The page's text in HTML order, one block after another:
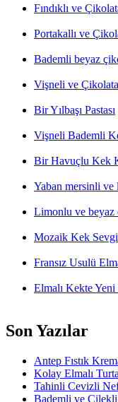
Fındıklı ve
Portakallı ve
Bademli beyaz
Vişneli ve
Bir Yılbaşı Pastası
Vişneli Bademli
Bir Havuçlu Kek
Yaban mersinli
Limonlu ve beyaz
Mozaik Kek
Fransız Usulü
Elmalı Kekte
Son Yazılar
Antep Fıstık
Kolay Elmalı Turta
Tahinli Cevizli
Bademli ve